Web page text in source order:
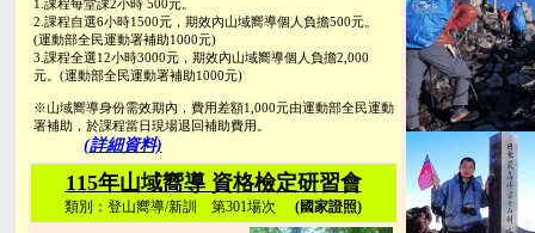
1.課程每堂課2小時 500元。
2.課程自選6小時1500元，期效內山域嚮導個人負擔500元。
(運動部全民運動署補助1000元)
3.課程全選12小時3000元，期效內山域嚮導個人負擔2,000
元。(運動部全民運動署補助1000元)
※山域嚮導身份需效期內，費用差額1,000元由運動部全民運動
署補助，於課程當日現場退回補助費用。
(詳細資料)
115年山域嚮導 資格檢定研習會
類別：登山嚮導/新訓 第301場次 (國家證照)